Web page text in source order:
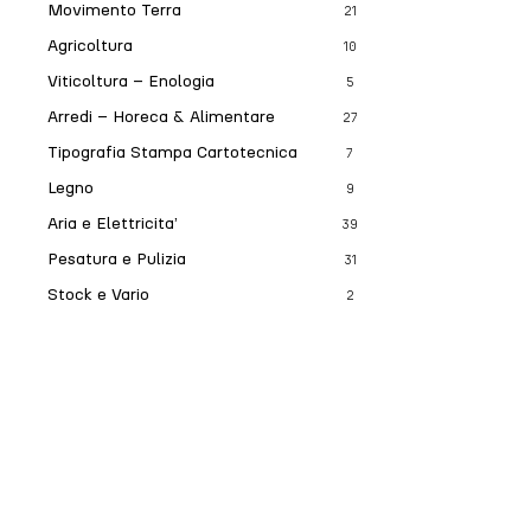
Movimento Terra 21
Agricoltura 10
Viticoltura – Enologia 5
Arredi – Horeca & Alimentare 27
Tipografia Stampa Cartotecnica 7
Legno 9
Aria e Elettricita’ 39
Pesatura e Pulizia 31
Stock e Vario 2